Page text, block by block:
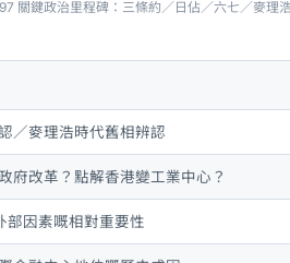
關鍵政治里程碑：三條約／日佔／六七／麥理
／麥理浩時代舊相辨認
府改革？點解香港變工業中心？
部因素嘅相對重要性